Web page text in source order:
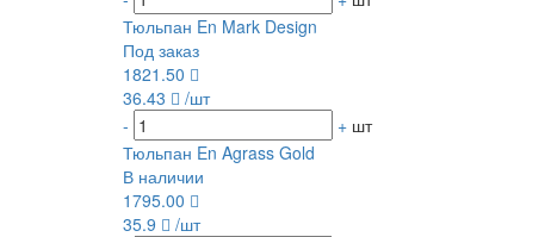
Тюльпан En Mark Design
Под заказ
1821.50
36.43
/шт
-
+ шт
Тюльпан En Agrass Gold
В наличии
1795.00
35.9
/шт